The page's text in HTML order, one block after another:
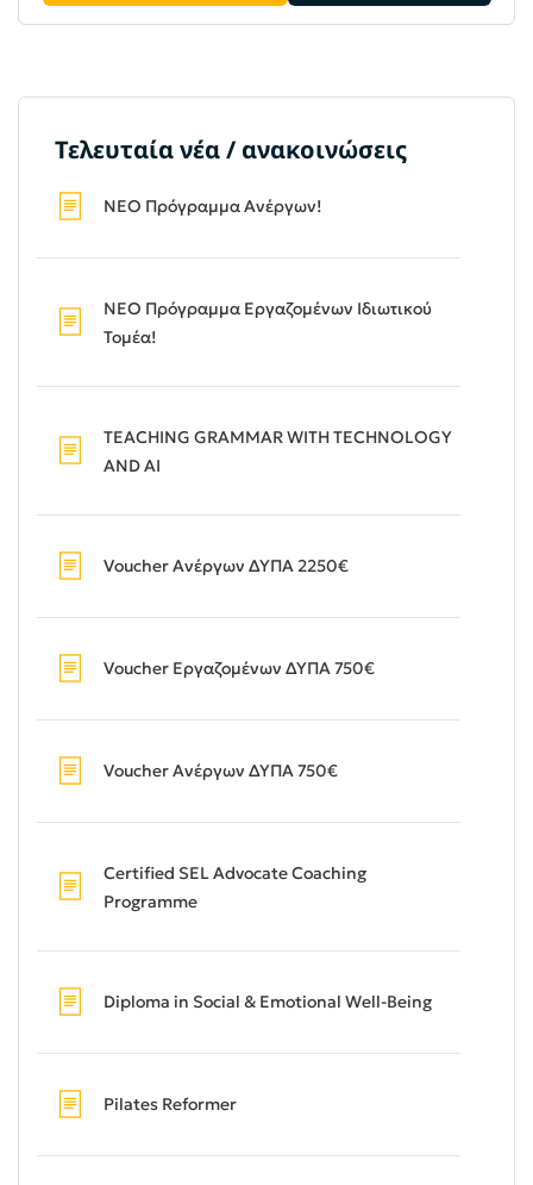
Τελευταία νέα / ανακοινώσεις
ΝΕΟ Πρόγραμμα Ανέργων!
ΝΕΟ Πρόγραμμα Εργαζομένων Ιδιωτικού
Τομέα!
TEACHING GRAMMAR WITH TECHNOLOGY
AND AI
Voucher Ανέργων ΔΥΠΑ 2250€
Voucher Εργαζομένων ΔΥΠΑ 750€
Voucher Ανέργων ΔΥΠΑ 750€
Certified SEL Advocate Coaching
Programme
Diploma in Social & Emotional Well-Being
Pilates Reformer